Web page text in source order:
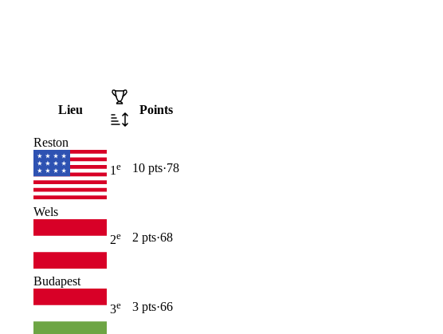
Lieu Points
Reston
1 e 10 pts·78
Wels
2e 2 pts·68
Budapest
3e 3 pts·66